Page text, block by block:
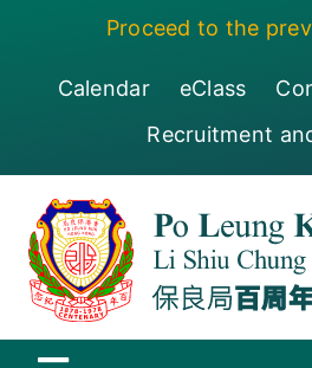
Proceed to the
Calendar eClass
Recruitment